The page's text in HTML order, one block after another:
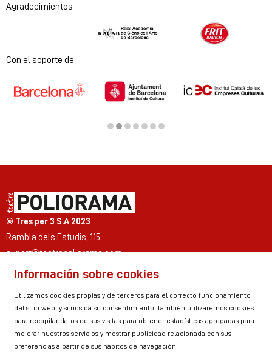
Agradecimientos
Diapositiva 1 de 2
Con el soporte de
© Tres per 3 S.A 2023
Rambla dels Estudis, 115
suport@teatrepoliorama.com
Link a instagram
Link a youtube
Link a twitter
Link a facebook
Link a ticktok
Link a linkedin
Sitemap Aviso Legal
Uso de Cookies
Información sobre cookies
Utilizamos cookies propias y de terceros para el correcto funcionamiento
del sitio web, y si nos da su consentimiento, también utilizaremos cookies
para recopilar datos de sus visitas para obtener estadísticas agregadas para
mejorar nuestros servicios y mostrar publicidad relacionada con sus
preferencias a partir de sus hábitos de navegación.